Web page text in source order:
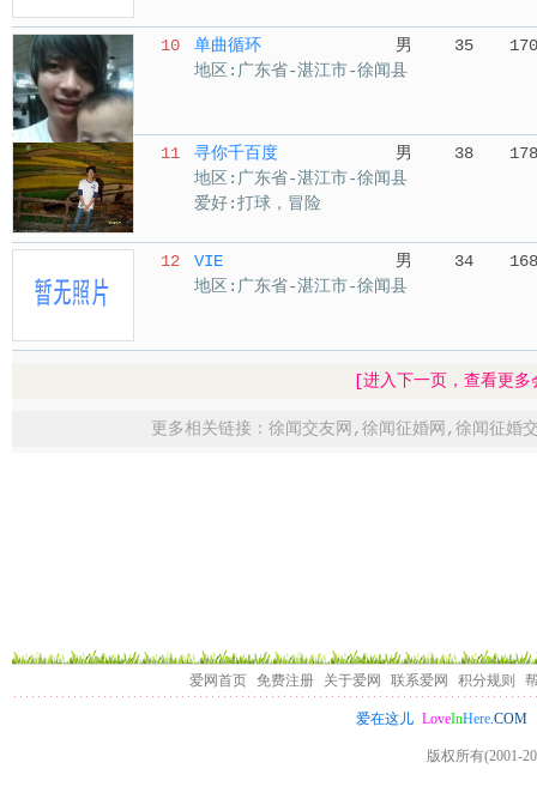
10 单曲循环 男 35
170
地区:广东省-湛江市-徐闻县
11 寻你千百度 男 38
178
地区:广东省-湛江市-徐闻县
爱好:打球，冒险
12 VIE 男 34
168
地区:广东省-湛江市-徐闻县
[进入下一页，查看更
更多相关链接： 徐闻交友网 , 徐闻征婚网 , 徐闻征婚
爱网首页 免费注册 关于爱网 联系爱网 积分规则
爱在这儿 LoveInHere.COM
版权所有(2001-